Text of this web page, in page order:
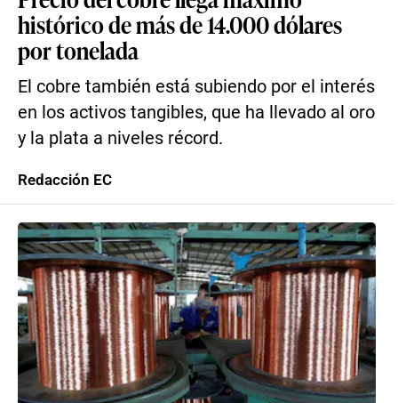
histórico de más de 14.000 dólares
por tonelada
El cobre también está subiendo por el interés
en los activos tangibles, que ha llevado al oro
y la plata a niveles récord.
Redacción EC